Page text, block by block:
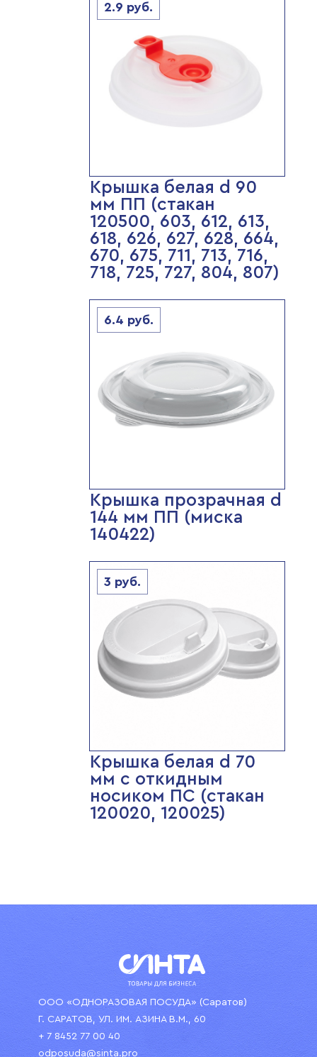
2.9 руб.
Крышка белая d 90
мм ПП (стакан
120500, 603, 612, 613,
618, 626, 627, 628, 664,
670, 675, 711, 713, 716,
718, 725, 727, 804, 807)
6.4 руб.
Крышка прозрачная d
144 мм ПП (миска
140422)
3 руб.
Крышка белая d 70
мм с откидным
носиком ПС (стакан
120020, 120025)
ООО «ОДНОРАЗОВАЯ ПОСУДА» (Саратов)
Г. САРАТОВ, УЛ. ИМ. АЗИНА В.М., 60
+ 7 8452 77 00 40
odposuda@sinta.pro